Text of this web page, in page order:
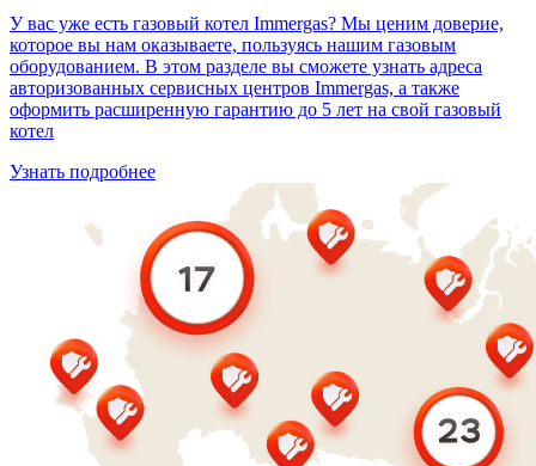
У вас уже есть газовый котел Immergas? Мы ценим доверие,
которое вы нам оказываете, пользуясь нашим газовым
оборудованием. В этом разделе вы сможете узнать адреса
авторизованных сервисных центров Immergas, а также
оформить расширенную гарантию до 5 лет на свой газовый
котел
Узнать подробнее